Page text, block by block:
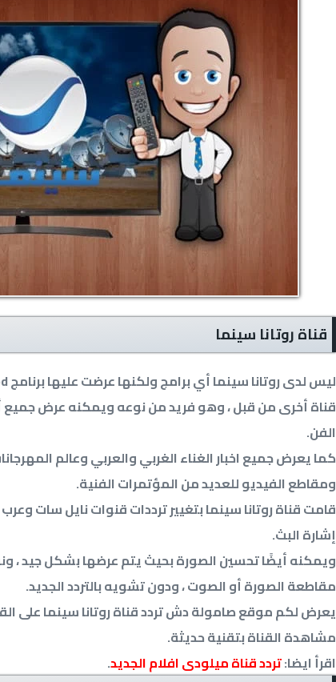
قناة روتانا سينما
قناة أخرى من قبل ، وهو فريد من نوعه ويمكنه عرض جميع
الفن.
كما يعرض جميع اخبار الغناء الغربي والعربي وعالم
ومقاطع الفيديو للعديد من المؤتمرات الفنية.
إشارة البث.
ويمكنه أيضًا تحسين الصورة بحيث يتم عرضها بشكل جيد ،
مقاطعة الصورة أو الصوت ، ودون تشويه بالتردد الجديد.
يعرض لكم موقع صامولة دش تردد قناة روتانا سينما على
مشاهدة القناة بتقنية حديثة.
اقرأ ايضا:تردد قناة ميلودى افلام الجديد.